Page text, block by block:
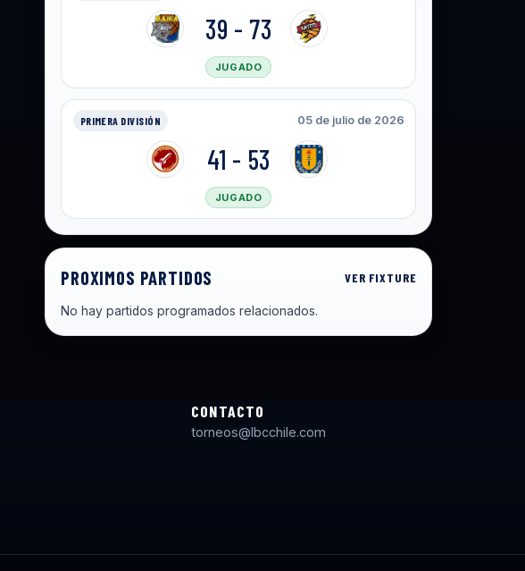
39 - 73
JUGADO
PRIMERA DIVISIÓN 05 de julio de 2026
41 - 53
JUGADO
PROXIMOS PARTIDOS VER FIXTURE
No hay partidos programados relacionados.
CONTACTO
torneos@lbcchile.com